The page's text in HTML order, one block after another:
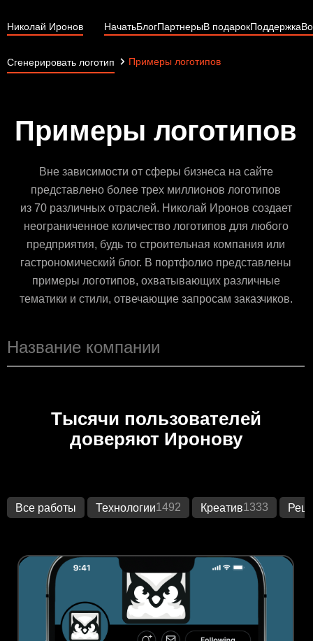
Николай Иронов НачатьБлогПартнерыВ подарокПоддержка
Сгенерировать логотип Примеры логотипов
Примеры логотипов
Вне зависимости от сферы бизнеса на сайте
представлено более трех миллионов логотипов
из 70 различных отраслей. Николай Иронов создает
неограниченное количество логотипов для любого
предприятия, будь то строительная компания или
гастрономический блог. В портфолио представлены
примеры логотипов, охватывающих различные
тематики и стили, отвечающие запросам заказчиков.
Тысячи пользователей
доверяют Иронову
Все работы Технологии1492 Креатив1333